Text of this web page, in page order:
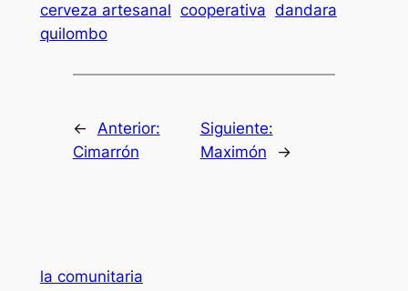
cerveza artesanal cooperativa dandara
quilombo
←
Anterior:
Cimarrón
Siguiente:
Maximón
→
la comunitaria